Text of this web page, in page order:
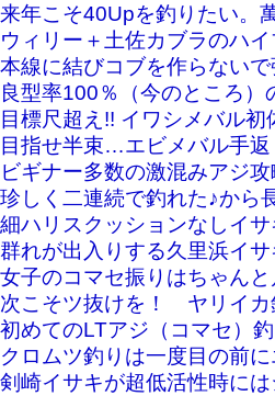
来年こそ40Upを釣りたい。
ウィリー＋土佐カブラのハ
本線に結びコブを作らない
良型率100％（今のところ
目標尺超え!! イワシメバル
目指せ半束…エビメバル手
ビギナー多数の激混みアジ
珍しく二連続で釣れた♪から
細ハリスクッションなしイ
群れが出入りする久里浜イ
女子のコマセ振りはちゃん
次こそツ抜けを！ ヤリイカ
初めてのLTアジ（コマセ）
クロムツ釣りは一度目の前
剣崎イサキが超低活性時に